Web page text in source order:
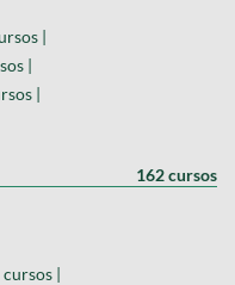
|
|
|
162 cursos
|